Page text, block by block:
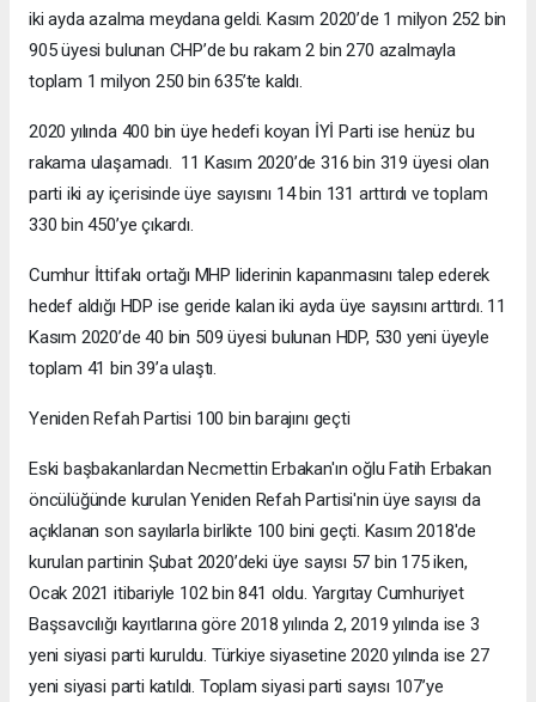
iki ayda azalma meydana geldi. Kasım 2020’de 1 milyon 252 bin
905 üyesi bulunan CHP’de bu rakam 2 bin 270 azalmayla
toplam 1 milyon 250 bin 635’te kaldı.
2020 yılında 400 bin üye hedefi koyan İYİ Parti ise henüz bu
rakama ulaşamadı. 11 Kasım 2020’de 316 bin 319 üyesi olan
parti iki ay içerisinde üye sayısını 14 bin 131 arttırdı ve toplam
330 bin 450’ye çıkardı.
Cumhur İttifakı ortağı MHP liderinin kapanmasını talep ederek
hedef aldığı HDP ise geride kalan iki ayda üye sayısını arttırdı. 11
Kasım 2020’de 40 bin 509 üyesi bulunan HDP, 530 yeni üyeyle
toplam 41 bin 39’a ulaştı.
Yeniden Refah Partisi 100 bin barajını geçti
Eski başbakanlardan Necmettin Erbakan'ın oğlu Fatih Erbakan
öncülüğünde kurulan Yeniden Refah Partisi'nin üye sayısı da
açıklanan son sayılarla birlikte 100 bini geçti. Kasım 2018'de
kurulan partinin Şubat 2020’deki üye sayısı 57 bin 175 iken,
Ocak 2021 itibariyle 102 bin 841 oldu. Yargıtay Cumhuriyet
Başsavcılığı kayıtlarına göre 2018 yılında 2, 2019 yılında ise 3
yeni siyasi parti kuruldu. Türkiye siyasetine 2020 yılında ise 27
yeni siyasi parti katıldı. Toplam siyasi parti sayısı 107’ye